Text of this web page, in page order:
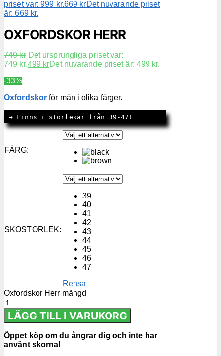
priset var: 999 kr.669 krDet nuvarande priset
är: 669 kr.
OXFORDSKOR HERR
749kr Det ursprungliga priset var:
749 kr.499 krDet nuvarande priset är: 499 kr.
-33%
Oxfordskor för män i olika färger.
→ Finns i storlekar från 39-47!
FÄRG:
SKOSTORLEK:
39
40
41
42
43
44
45
46
47
Rensa
Oxfordskor Herr mängd
LÄGG TILL I VARUKORG
Öppet köp om du ångrar dig och inte har
använt skorna!